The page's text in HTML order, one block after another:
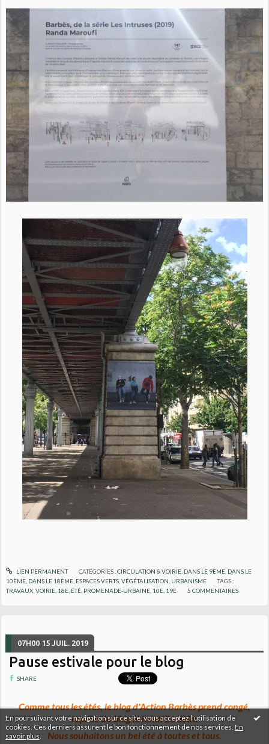
En poursuivant votre navigation sur ce site, vous acceptez l'utilisation de
cookies. Ces derniers assurent le bon fonctionnement de nos services. En
savoir plus
LIEN PERMANENT CATÉGORIES :CIRCULATION & VOIRIE, DANS LE 9ÈME, DANS LE
10ÈME DANS LE 18ÈME ESPACES VERTS, VÉGÉTALISATION URBANISME
TAGS :
TRAVAUX ,VOIRIE 18E ÉTÉ PROMENADE-URBAINE 10E 19E 5 COMMENTAIRES
07H00 15 JUIL. 2019
Pause estivale pour le blog
SHARE
Comme tous les étés, le blog d'Action Barbès prend congé,
reprise du blog le lundi 26 août.
Nous souhaitons un bel été à toutes et tous.